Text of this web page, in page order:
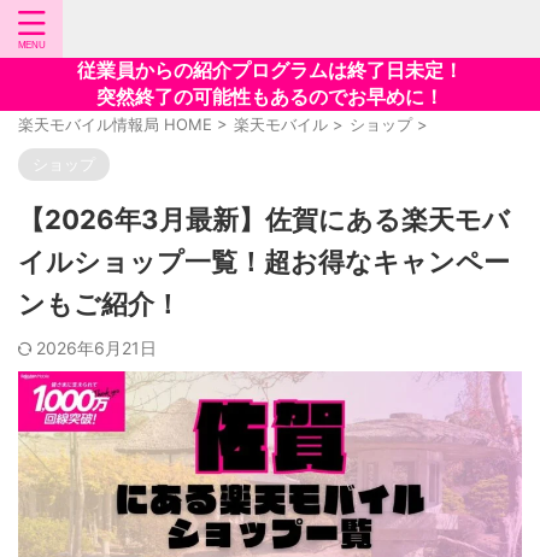
従業員からの紹介プログラムは終了日未定！
突然終了の可能性もあるのでお早めに！
楽天モバイル情報局 HOME > 楽天モバイル > ショップ >
ショップ
【2026年3月最新】佐賀にある楽天モバ
イルショップ一覧！超お得なキャンペー
ンもご紹介！
2026年6月21日